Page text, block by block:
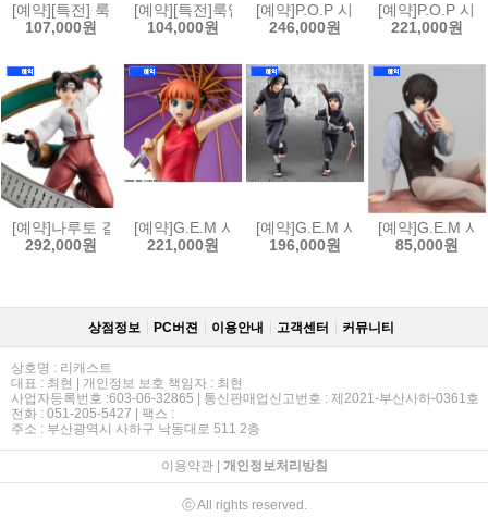
[예약][특전] 룩업 블리치 - 히츠가야 토시로 천년혈전편 & 히라코 신
107,000원
[예약][특전]룩업 나루토 질풍전 - 우즈마키 나루토
104,000원
[예약]P.O.P 시리즈 원피스 -
246,000원
[예약]P.O.P 시
221,000원
[예약]나루토 걸즈 나루토 질풍전 - 텐텐[4535123852435]
292,000원
[예약]G.E.M 시리즈 은혼 - 카구라 (한정복각판
221,000원
[예약]G.E.M 시리즈 나루토 질풍
196,000원
[예약]G.E.M 시
85,000원
상점정보 PC버젼 이용안내 고객센터 커뮤니티
상호명 : 리캐스트
대표 : 최현 | 개인정보 보호 책임자 : 최현
사업자등록번호 :603-06-32865 | 통신판매업신고번호 : 제2021-부산사하-0361호
전화 : 051-205-5427 | 팩스 :
주소 : 부산광역시 사하구 낙동대로 511 2층
이용약관| 개인정보처리방침
ⓒ All rights reserved.